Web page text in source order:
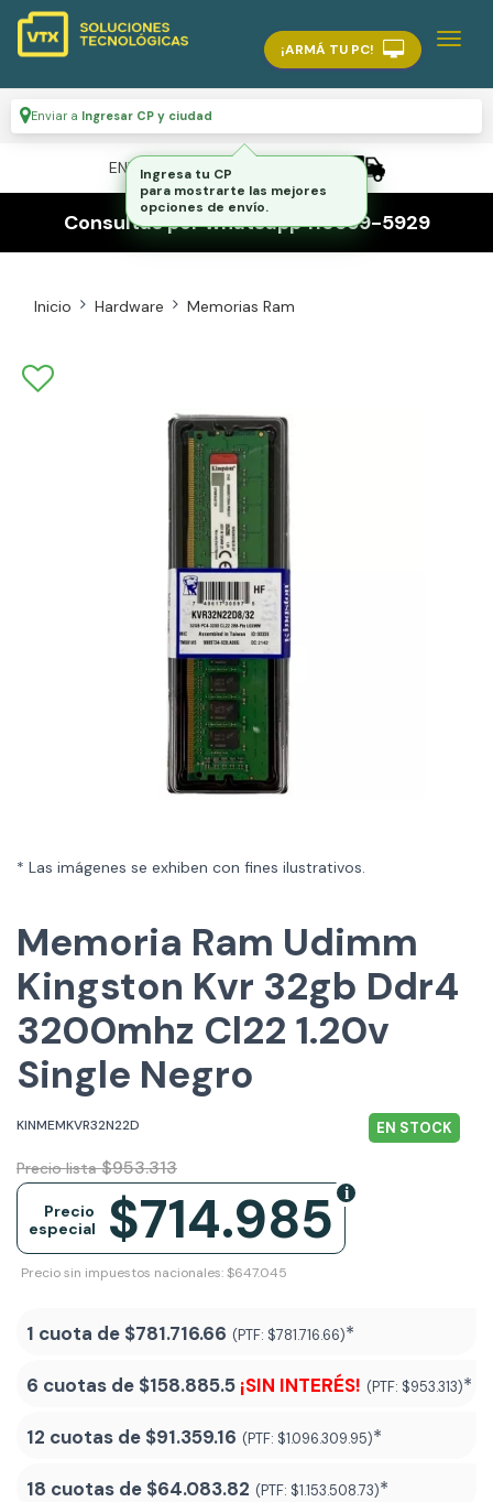
¡ARMÁ TU PC!
Enviar a Ingresar CP y ciudad
ENVÍO GRATIS A TODO EL PAÍS
Consultas por whatsapp 116559-5929
Inicio Hardware Memorias Ram
* Las imágenes se exhiben con fines ilustrativos.
Memoria Ram Udimm
Kingston Kvr 32gb Ddr4
3200mhz Cl22 1.20v
Single Negro
KINMEMKVR32N22D EN STOCK
Precio lista $953.313
$714.985
Precio
especial
Precio sin impuestos nacionales: $647.045
1 cuota de $781.716.66 (PTF: $781.716.66)*
6 cuotas de $158.885.5 ¡SIN INTERÉS! (PTF: $953.313)*
12 cuotas de $91.359.16 (PTF: $1.096.309.95)*
18 cuotas de $64.083.82 (PTF: $1.153.508.73)*
Ingresa tu CP
para mostrarte las mejores
opciones de envío.